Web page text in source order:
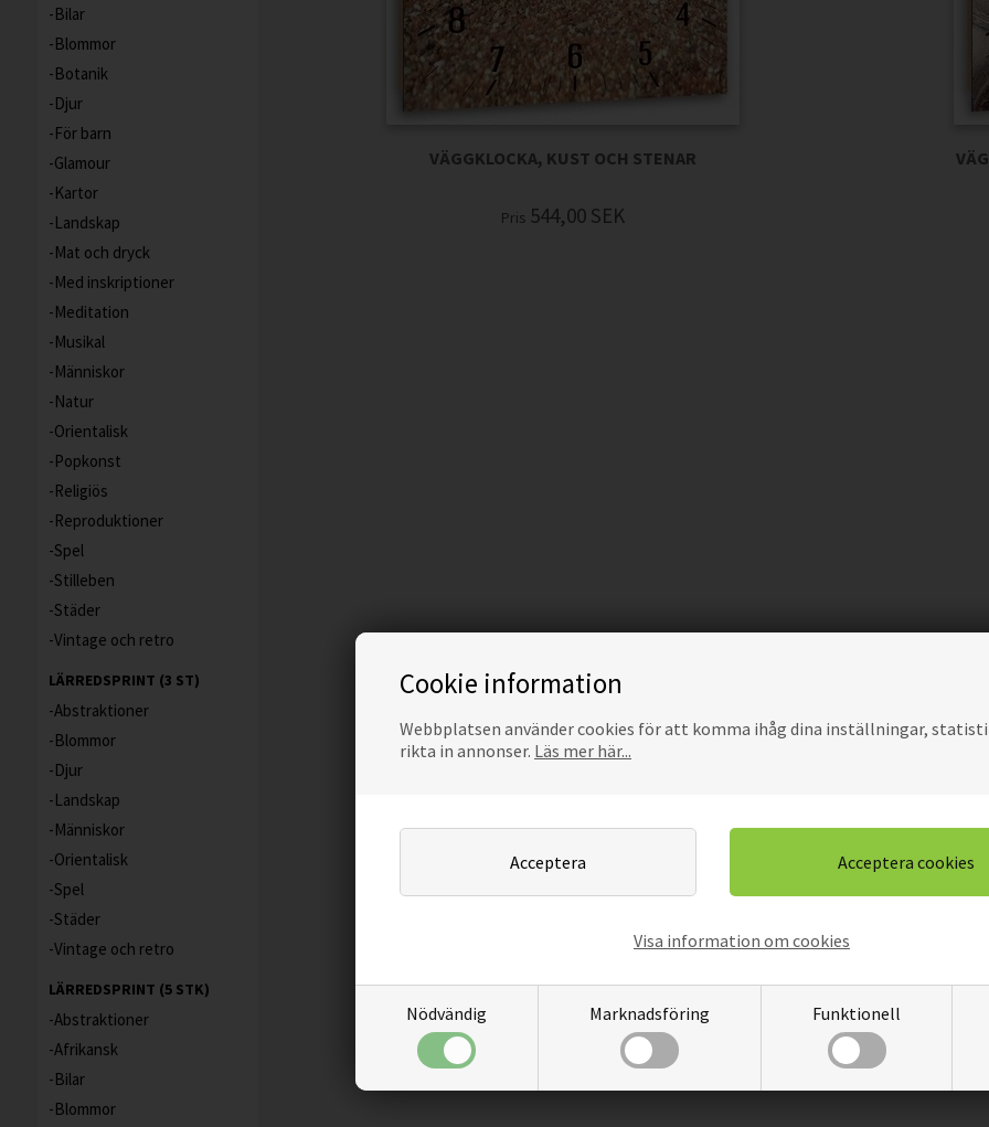
Cookie information
Webbplatsen använder cookies för att komma ihåg dina inställningar,
rikta in annonser. Läs mer här...
Nödvändig Marknadsföring Funktionell
Visa information om cookies
Bilar
Blommor
Botanik
Djur
För barn
Glamour
Kartor
Landskap
Mat och dryck
Med inskriptioner
Meditation
Musikal
Människor
Natur
Orientalisk
Popkonst
Religiös
Reproduktioner
Spel
Stilleben
Städer
Vintage och retro
LÄRREDSPRINT (3 ST)
Abstraktioner
Blommor
Djur
Landskap
Människor
Orientalisk
Spel
Städer
Vintage och retro
LÄRREDSPRINT (5 STK)
Abstraktioner
Afrikansk
Bilar
Blommor
VÄGGKLOCKA, KUST OCH STENAR
Pris 544,00 SEK